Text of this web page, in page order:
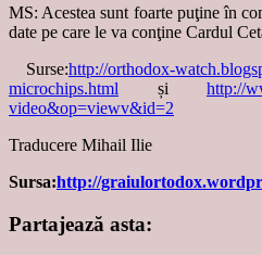
MS: Acestea sunt foarte puţine în
date pe care le va conţine Cardul
Surse:http://orthodox-
microchips.html și http://
video&op=viewv&id=2
Traducere Mihail Ilie
Sursa:http://
Partajează asta: